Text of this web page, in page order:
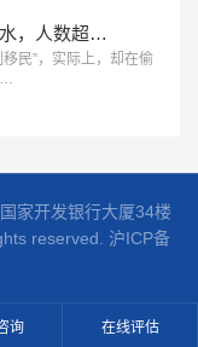
澳洲移民政策大放水，人数超预期15%！签证审批速度大幅提升！
民”，实际上，却在偷
…
家开发银行大厦34楼
reserved. 沪ICP备
询 在线评估